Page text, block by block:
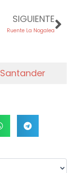
SIGUIENTE
Ruente La Nogalea
Santander